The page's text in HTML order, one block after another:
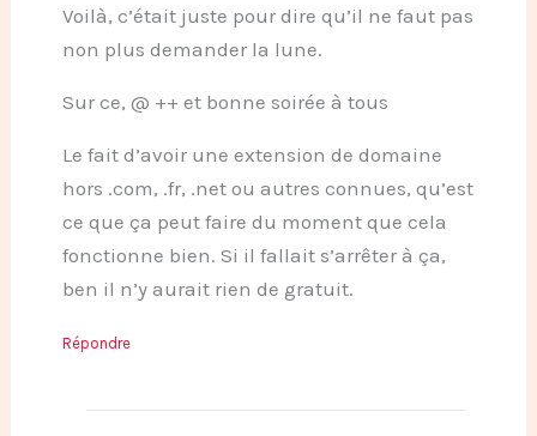
Voilà, c’était juste pour dire qu’il ne faut pas
non plus demander la lune.
Sur ce, @ ++ et bonne soirée à tous
Le fait d’avoir une extension de domaine
hors .com, .fr, .net ou autres connues, qu’est
ce que ça peut faire du moment que cela
fonctionne bien. Si il fallait s’arrêter à ça,
ben il n’y aurait rien de gratuit.
Répondre